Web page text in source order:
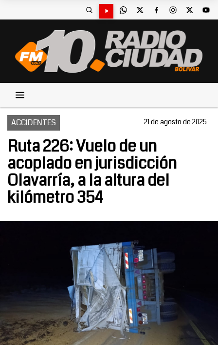
ACCIDENTES 21 de agosto de 2025
Ruta 226: Vuelo de un
acoplado en jurisdicción
Olavarría, a la altura del
kilómetro 354